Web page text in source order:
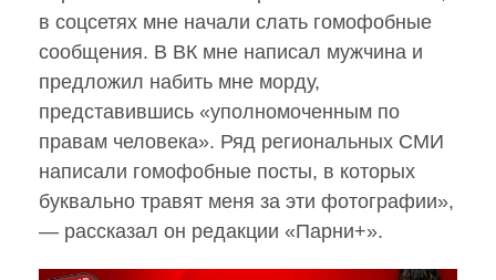
в соцсетях мне начали слать гомофобные
сообщения. В ВК мне написал мужчина и
предложил набить мне морду,
представившись «уполномоченным по
правам человека». Ряд региональных СМИ
написали гомофобные посты, в которых
буквально травят меня за эти фотографии»,
— рассказал он редакции «Парни+».